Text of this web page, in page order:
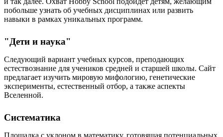
побольше узнать об учебных дисциплинах или развить
навыки в рамках уникальных программ.
"Дети и наука"
Следующий вариант учебных курсов, преподающих
естествознание для учеников средней и старшей школы. Сайт
предлагает изучить мировую мифологию, генетические
эксперименты, естественный отбор, а также аспекты
Вселенной.
Систематика
Площадка с уклоном в математику, готовящая потенциальных